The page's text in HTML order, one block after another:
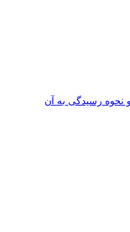
نحوه رسیدگی به آن